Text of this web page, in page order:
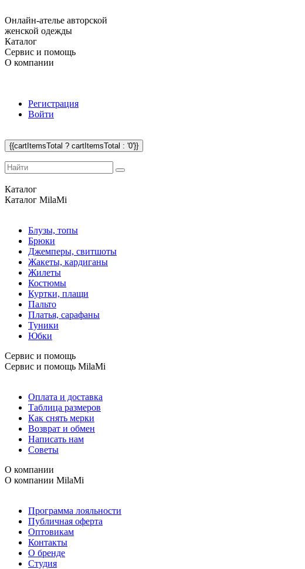
Онлайн-ателье авторской
женской одежды
Каталог
Сервис и помощь
О компании
Регистрация
Войти
{{cartItemsTotal ? cartItemsTotal : '0'}}
Каталог
Каталог MilaMi
Блузы, топы
Брюки
Джемперы, свитшоты
Жакеты, кардиганы
Жилеты
Костюмы
Куртки, плащи
Пальто
Платья, сарафаны
Туники
Юбки
Сервис и помощь
Сервис и помощь MilaMi
Оплата и доставка
Таблица размеров
Как снять мерки
Возврат и обмен
Написать нам
Советы
О компании
О компании MilaMi
Программа лояльности
Публичная оферта
Оптовикам
Контакты
О бренде
Студия